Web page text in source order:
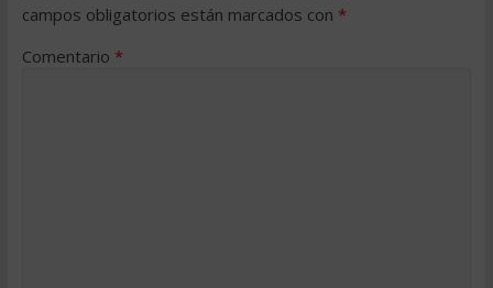
campos obligatorios están marcados con *
Comentario *